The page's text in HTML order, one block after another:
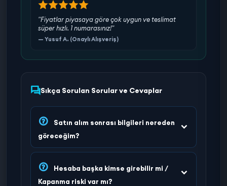
"Fiyatlar piyasaya göre çok uygun ve teslimat
süper hızlı. 1 numarasınız!"
— Yusuf A. (Onaylı Alışveriş)
Sıkça Sorulan Sorular ve Cevaplar
Satın alım sonrası bilgileri nereden
göreceğim?
Hesaba başka kimse girebilir mi /
Kapanma riski var mı?